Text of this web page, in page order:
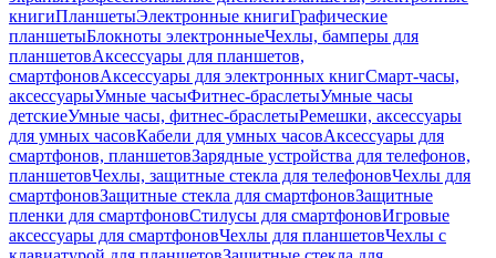
книгиПланшетыЭлектронные книгиГрафические
планшетыБлокноты электронныеЧехлы, бамперы для
планшетовАксессуары для планшетов,
смартфоновАксессуары для электронных книгСмарт-часы,
аксессуарыУмные часыФитнес-браслетыУмные часы
детскиеУмные часы, фитнес-браслетыРемешки, аксессуары
для умных часовКабели для умных часовАксессуары для
смартфонов, планшетовЗарядные устройства для телефонов,
планшетовЧехлы, защитные стекла для телефоновЧехлы для
смартфоновЗащитные стекла для смартфоновЗащитные
пленки для смартфоновСтилусы для смартфоновИгровые
аксессуары для смартфоновЧехлы для планшетовЧехлы с